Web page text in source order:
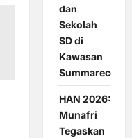
dan
Sekolah
SD di
Kawasan
Summarecon
HAN 2026:
Munafri
Tegaskan